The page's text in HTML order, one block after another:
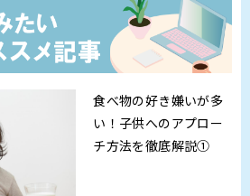
食べ物の好き嫌いが多
い！子供へのアプロー
チ方法を徹底解説①